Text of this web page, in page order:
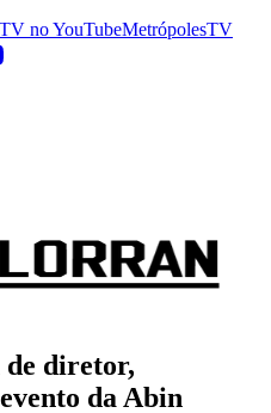
noYouTubeMetrópolesTV
diretor,
da Abin